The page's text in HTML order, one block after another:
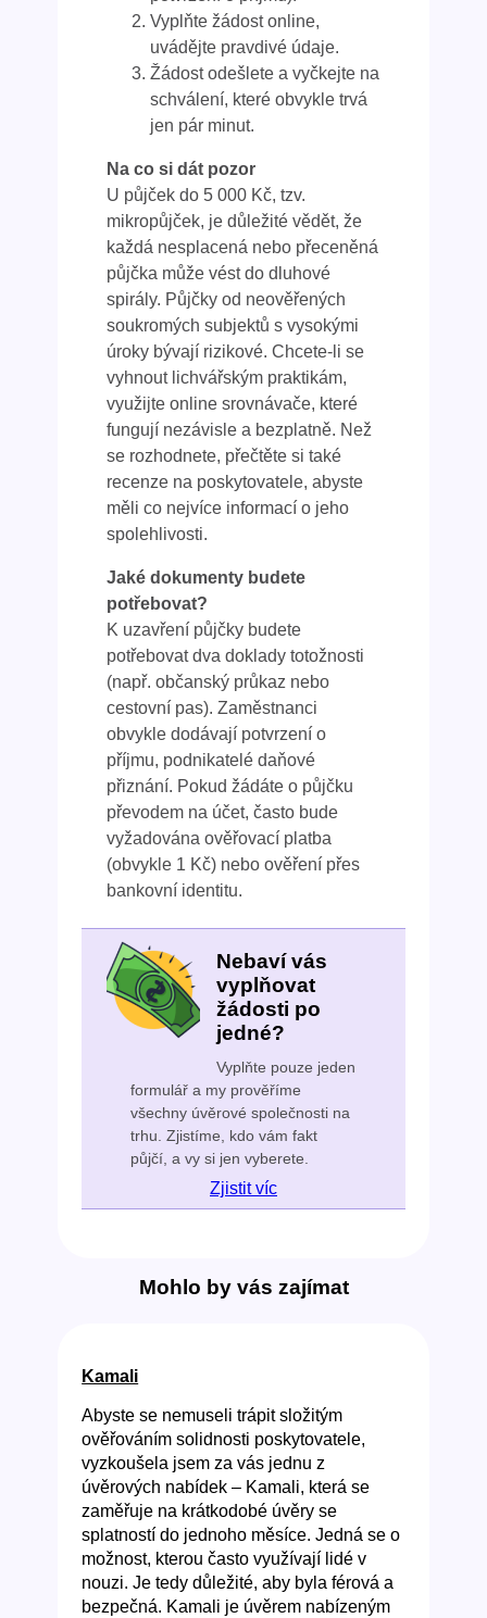
Vyplňte žádost online,
uvádějte pravdivé údaje.
Žádost odešlete a vyčkejte na
schválení, které obvykle trvá
jen pár minut.
Na co si dát pozor
U půjček do 5 000 Kč, tzv.
mikropůjček, je důležité vědět, že
každá nesplacená nebo přeceněná
půjčka může vést do dluhové
spirály. Půjčky od neověřených
soukromých subjektů s vysokými
úroky bývají rizikové. Chcete-li se
vyhnout lichvářským praktikám,
využijte online srovnávače, které
fungují nezávisle a bezplatně. Než
se rozhodnete, přečtěte si také
recenze na poskytovatele, abyste
měli co nejvíce informací o jeho
spolehlivosti.
Jaké dokumenty budete
potřebovat?
K uzavření půjčky budete
potřebovat dva doklady totožnosti
(např. občanský průkaz nebo
cestovní pas). Zaměstnanci
obvykle dodávají potvrzení o
příjmu, podnikatelé daňové
přiznání. Pokud žádáte o půjčku
převodem na účet, často bude
vyžadována ověřovací platba
(obvykle 1 Kč) nebo ověření přes
bankovní identitu.
Nebaví vás
vyplňovat
žádosti po
jedné?
Vyplňte pouze jeden
formulář a my prověříme
všechny úvěrové společnosti na
trhu. Zjistíme, kdo vám fakt
půjčí, a vy si jen vyberete.
Zjistit víc
Mohlo by vás zajímat
Kamali
Abyste se nemuseli trápit složitým
ověřováním solidnosti poskytovatele,
vyzkoušela jsem za vás jednu z
úvěrových nabídek – Kamali, která se
zaměřuje na krátkodobé úvěry se
splatností do jednoho měsíce. Jedná se o
možnost, kterou často využívají lidé v
nouzi. Je tedy důležité, aby byla férová a
bezpečná. Kamali je úvěrem nabízeným